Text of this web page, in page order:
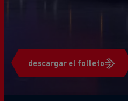
descargar el folleto